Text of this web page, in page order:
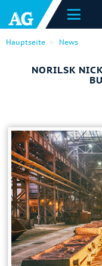
Hauptseite News
NORILSK